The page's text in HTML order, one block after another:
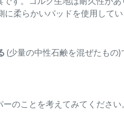
柔らかいパッドを使用してい
(少量の中性石鹸を混ぜたもの
のことを考えてみてくださ